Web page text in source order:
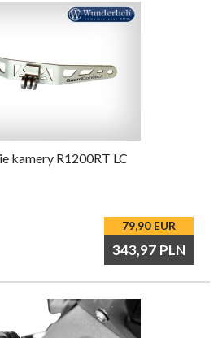
kamery R1200RT LC
79,90 EUR
343,97 PLN